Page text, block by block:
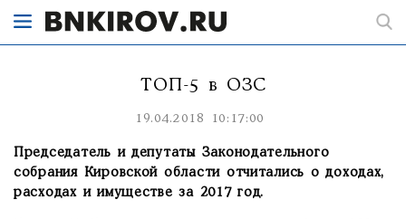
ТОП-5 в ОЗС
19.04.2018 10:17:00
Председатель и депутаты Законодательного
собрания Кировской области отчитались о доходах,
расходах и имуществе за 2017 год.